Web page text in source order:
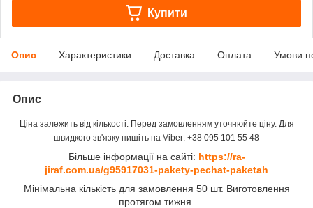
Купити
Опис Характеристики Доставка Оплата Умови
Опис
Ціна залежить від кількості. Перед замовленням уточнюйте ціну. Для
швидкого зв'язку пишіть на Viber: +38 095 101 55 48
Більше інформації на сайті: https://ra-
jiraf.com.ua/g95917031-pakety-pechat-paketah
Мінімальна кількість для замовлення 50 шт. Виготовлення
протягом тижня.